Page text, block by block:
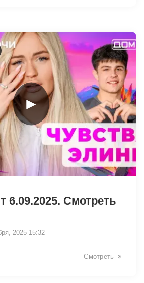
►
6.09.2025. Смотреть
2025 15:32
Смотреть